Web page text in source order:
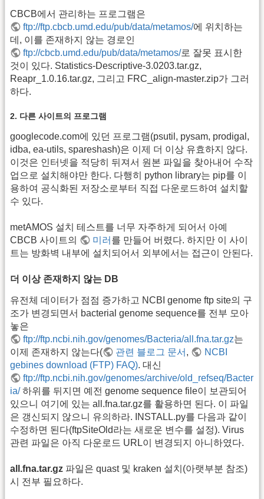
CBCB에서 관리하는 프로그램은
ftp://ftp.cbcb.umd.edu/pub/data/metamos/에 위치하는
데, 이를 존재하지 않는 경로인
ftp://cbcb.umd.edu/pub/data/metamos/로 잘못 표시한
것이 있다. Statistics-Descriptive-3.0203.tar.gz,
Reapr_1.0.16.tar.gz, 그리고 FRC_align-master.zip가 그러
하다.
2. 다른 사이트의 프로그램
googlecode.com에 있던 프로그램(psutil, pysam, prodigal,
idba, ea-utils, spareshash)은 이제 더 이상 유효하지 않다.
이것은 인터넷을 적당히 뒤져서 원본 파일을 찾아내어 수작
업으로 설치해야만 한다. 다행히 python library는 pip를 이
용하여 공식화된 저장소로부터 직접 다운로드하여 설치할
수 있다.
metAMOS 설치 테스트를 너무 자주하게 되어서 아예
CBCB 사이트의
미러 를 만들어 버렸다. 하지만 이 사이
트는 방화벽 내부에 설치되어서 외부에서는 접근이 안된다.
더 이상 존재하지 않는 DB
유전체 데이터가 점점 증가하고 NCBI genome ftp site의 구
조가 변경되면서 bacterial genome sequence를 전부 모아
놓은
ftp://ftp.ncbi.nih.gov/genomes/Bacteria/all.fna.tar.gz는
이제 존재하지 않는다(
관련 블로그 문서 ,
NCBI
gebines download (FTP) FAQ). 대신
ftp://ftp.ncbi.nih.gov/genomes/archive/old_refseq/Bacter
ia/하위를 뒤지면 예전 genome sequence file이 보관되어
있으니 여기에 있는 all.fna.tar.gz를 활용하면 된다. 이 파일
은 갱신되지 않으니 유의하라. INSTALL.py를 다음과 같이
수정하면 된다(ftpSiteOld라는 새로운 변수를 설정). Virus
관련 파일은 아직 다운로드 URL이 변경되지 아니하였다.
all.fna.tar.gz 파일은 quast 및 kraken 설치(아랫부분 참조)
시 전부 필요하다.